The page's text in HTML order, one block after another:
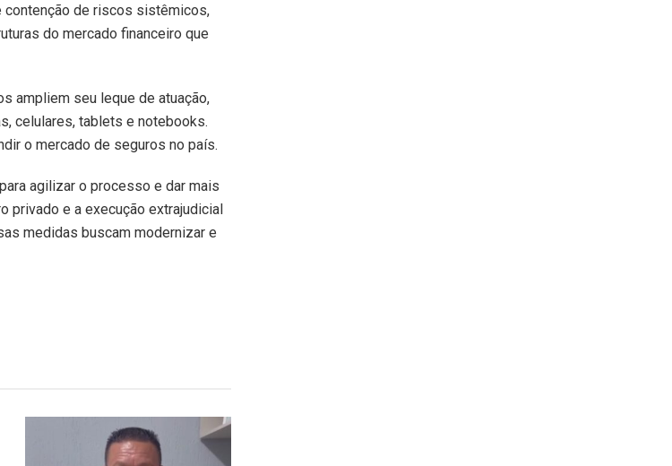
contenção de riscos sistêmicos,
do mercado financeiro que
ampliem seu leque de atuação,
celulares, tablets e notebooks.
o mercado de seguros no país.
agilizar o processo e dar mais
privado e a execução extrajudicial
medidas buscam modernizar e